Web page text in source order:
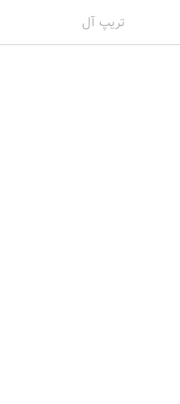
02171117717
تریپ آل